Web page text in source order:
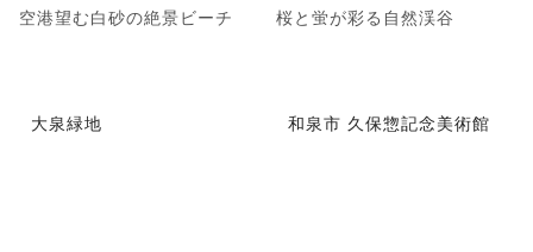
空港望む白砂の絶景ビーチ 桜と蛍が彩る自然渓谷
大泉緑地 和泉市 久保惣記念美術館